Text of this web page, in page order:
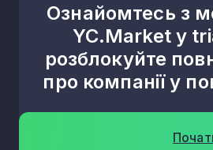
Ознайомтесь з
YC.Market у
розблокуйте
про компанії у